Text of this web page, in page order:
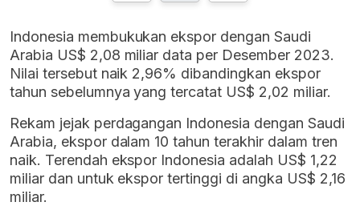
Indonesia membukukan ekspor dengan Saudi
Arabia US$ 2,08 miliar data per Desember 2023.
Nilai tersebut naik 2,96% dibandingkan ekspor
tahun sebelumnya yang tercatat US$ 2,02 miliar.
Rekam jejak perdagangan Indonesia dengan Saudi
Arabia, ekspor dalam 10 tahun terakhir dalam tren
naik. Terendah ekspor Indonesia adalah US$ 1,22
miliar dan untuk ekspor tertinggi di angka US$ 2,16
miliar.